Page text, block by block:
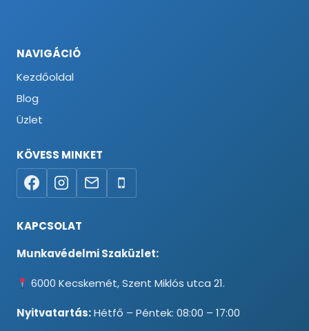
NAVIGÁCIÓ
Kezdőoldal
Blog
Üzlet
KÖVESS MINKET
KAPCSOLAT
Munkavédelmi Szaküzlet:
6000 Kecskemét, Szent Miklós utca 21.
Nyitvatartás:Hétfő – Péntek: 08:00 – 17:00